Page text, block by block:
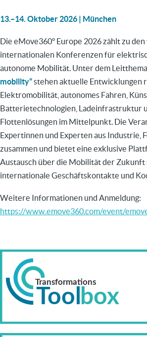
13.–14. Oktober 2026 | München
Die eMove360° Europe 2026 zählt zu
internationalen Konferenzen für
autonome Mobilität. Unter dem Leitthema
mobility“stehen aktuelle Entwicklungen
Elektromobilität, autonomes Fahren,
Batterietechnologien, Ladeinfrastruktur
Flottenlösungen im Mittelpunkt. Die
Expertinnen und Experten aus Industrie,
zusammen und bietet eine exklusive
Austausch über die Mobilität der
internationale Geschäftskontakte und
Weitere Informationen und Anmeldung:
https://www.emove360.com/event/